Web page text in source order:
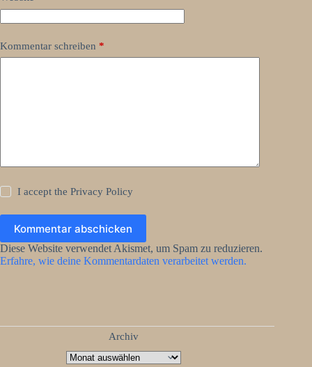
Kommentar schreiben *
I accept thePrivacy Policy
Kommentar abschicken
Diese Website verwendet Akismet, um Spam zu reduzieren.
Erfahre, wie deine Kommentardaten verarbeitet werden.
Archiv